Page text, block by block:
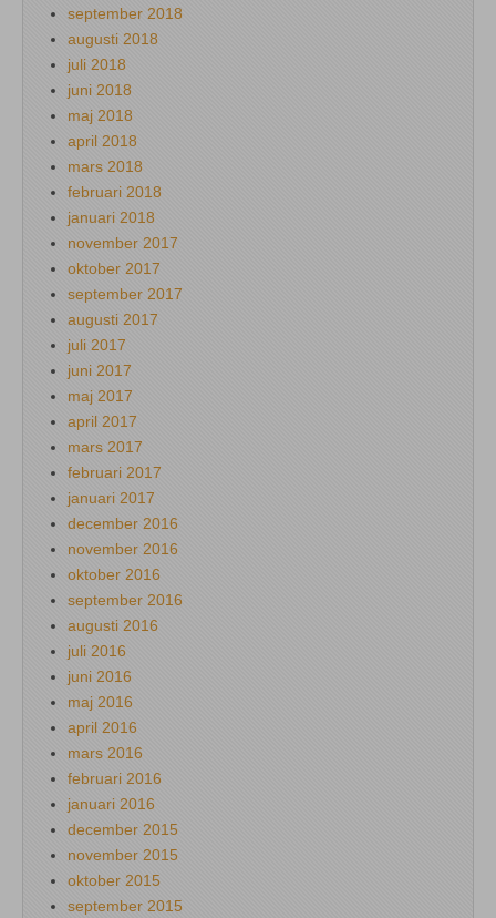
september 2018
augusti 2018
juli 2018
juni 2018
maj 2018
april 2018
mars 2018
februari 2018
januari 2018
november 2017
oktober 2017
september 2017
augusti 2017
juli 2017
juni 2017
maj 2017
april 2017
mars 2017
februari 2017
januari 2017
december 2016
november 2016
oktober 2016
september 2016
augusti 2016
juli 2016
juni 2016
maj 2016
april 2016
mars 2016
februari 2016
januari 2016
december 2015
november 2015
oktober 2015
september 2015